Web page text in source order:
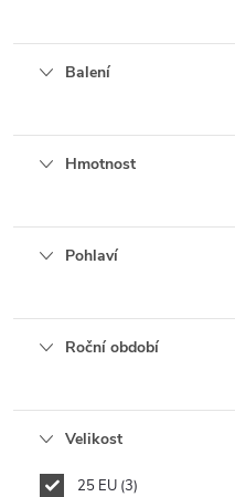
Balení
Hmotnost
Pohlaví
Roční období
Velikost
25 EU 3